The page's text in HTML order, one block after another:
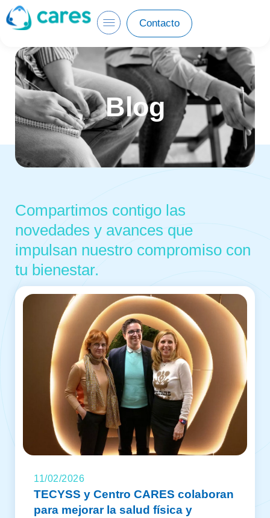
Contacto
Blog
Compartimos contigo las
novedades y avances que
impulsan nuestro compromiso con
tu bienestar.
11/02/2026
TECYSS y Centro CARES colaboran
para mejorar la salud física y